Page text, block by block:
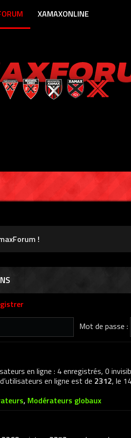
XAMAXONLINE
!
Mot de passe :
en ligne : 4 enregistrés, 0
en ligne est de 2312, le
, Modérateurs globaux